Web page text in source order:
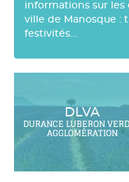
informations sur
ville de Manosque :
festivités…
DLVA
DURANCE LUBERON
AGGLOMÉRATION